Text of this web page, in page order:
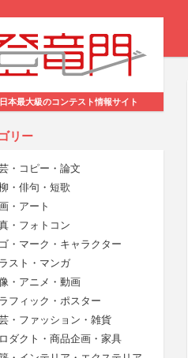
日本最大級のコンテスト情報サイト
リー
・コピー・論文
・俳句・短歌
・アート
・フォトコン
・マーク・キャラクター
スト・マンガ
・アニメ・動画
フィック・ポスター
・ファッション・雑貨
ダクト・商品企画・家具